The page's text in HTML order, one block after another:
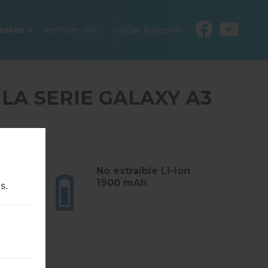
Verificar IMEI Iniciar la sesión
SERIE GALAXY A3
No extraíble Li-Ion
1900 mAh